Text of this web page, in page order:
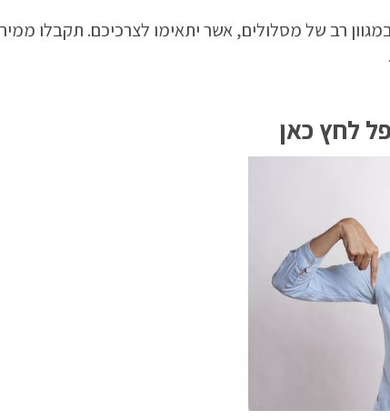
רב של מסלולים, אשר יתאימו לצרכיכם. תקבלו
לחץ כאן